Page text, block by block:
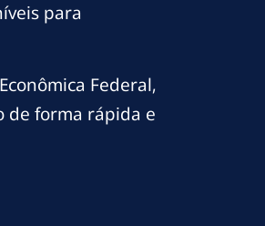
para
Federal,
de forma rápida e